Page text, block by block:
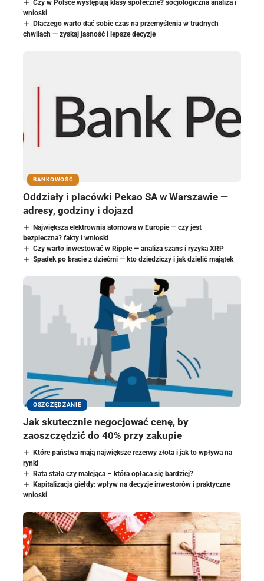
Czy w Polsce występują klasy społeczne? socjologiczna analiza i
wnioski
Dlaczego warto dać sobie czas na przemyślenia w trudnych
chwilach — zyskaj jasność i lepsze decyzje
BANKOWOŚĆ
Oddziały i placówki Pekao SA w Warszawie —
adresy, godziny i dojazd
Największa elektrownia atomowa w Europie — czy jest
bezpieczna? fakty i wnioski
Czy warto inwestować w Ripple — analiza szans i ryzyka XRP
Spadek po bracie z dziećmi — kto dziedziczy i jak dzielić majątek
OSZCZĘDZANIE
Jak skutecznie negocjować cenę, by
zaoszczędzić do 40% przy zakupie
Które państwa mają największe rezerwy złota i jak to wpływa na
rynki
Rata stała czy malejąca – która opłaca się bardziej?
Kapitalizacja giełdy: wpływ na decyzje inwestorów i praktyczne
wnioski